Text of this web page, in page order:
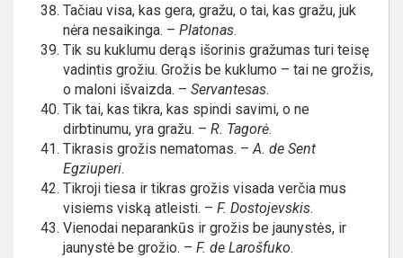
Tačiau visa, kas gera, gražu, o tai, kas gražu, juk
nėra nesaikinga. – Platonas.
Tik su kuklumu derąs išorinis gražumas turi teisę
vadintis grožiu. Grožis be kuklumo – tai ne grožis,
o maloni išvaizda. – Servantesas.
Tik tai, kas tikra, kas spindi savimi, o ne
dirbtinumu, yra gražu. – R. Tagorė.
Tikrasis grožis nematomas. –A. de Sent
Egziuperi.
Tikroji tiesa ir tikras grožis visada verčia mus
visiems viską atleisti. – F. Dostojevskis.
Vienodai neparankūs ir grožis be jaunystės, ir
jaunystė be grožio. – F. de Larošfuko.